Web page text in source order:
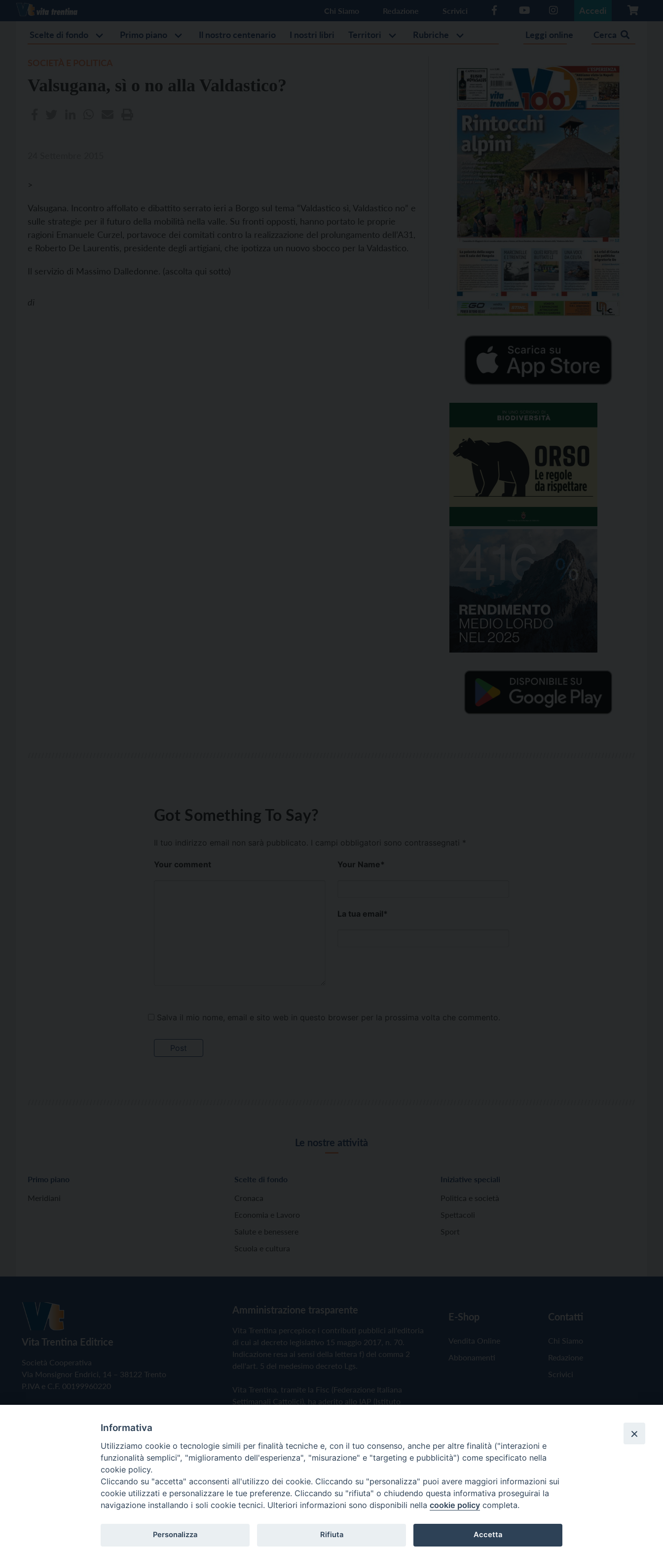
Chi Siamo Redazione Scrivici Accedi
Scelte di fondo Primo piano Il nostro centenario I nostri libri Territori Rubriche Leggi online Cerca
Valsugana, sì o no alla Valdastico?
>
Valsugana. Incontro affollato e dibattito serrato ieri a Borgo sul tema “Valdastico sì, Valdastico no” e
sulle strategie per il futuro della mobilità nella valle. Su fronti opposti, hanno portato le proprie
ragioni Emanuele Curzel, portavoce dei comitati contro la realizzazione del prolungamento dell’A31,
e Roberto De Laurentis, presidente degli artigiani, che ipotizza un nuovo sbocco per la Valdastico.
Il servizio di Massimo Dalledonne. (ascolta qui sotto)
di
Got Something To Say?
Il tuo indirizzo email non sarà pubblicato. I campi obbligatori sono contrassegnati *
Your comment Your Name*
La tua email*
Salva il mio nome, email e sito web in questo browser per la prossima volta che commento.
Le nostre attività
Primo piano
Meridiani
Scelte di fondo
Cronaca
Economia e Lavoro
Salute e benessere
Scuola e cultura
Iniziative speciali
Politica e società
Spettacoli
Sport
Vita Trentina Editrice
Società Cooperativa
Via Monsignor Endrici, 14 – 38122 Trento
P.IVA e C.F. 00199960220
Amministrazione trasparente
Vita Trentina percepisce i contributi pubblici all'editoria
di cui al decreto legislativo 15 maggio 2017, n. 70.
Indicazione resa ai sensi della lettera f) del comma 2
dell'art. 5 del medesimo decreto Lgs.
Vita Trentina, tramite la Fisc (Federazione Italiana
Settimanali Cattolici), ha aderito allo IAP (Istituto
Privacy Policy Cookie Policy
E-Shop
Vendita Online
Abbonamenti
Contatti
Chi Siamo
Redazione
Scrivici
Copyright © 2019 - Tutti i diritti riservati - Vita Trentina Editrice
Informativa
Utilizziamo cookie o tecnologie simili per finalità tecniche e, con il tuo consenso, anche per altre finalità ("interazioni e
funzionalità semplici", "miglioramento dell'esperienza", "misurazione" e "targeting e pubblicità") come specificato nella
cookie policy.
Cliccando su "accetta" acconsenti all'utilizzo dei cookie. Cliccando su "personalizza" puoi avere maggiori informazioni sui
cookie utilizzati e personalizzare le tue preferenze. Cliccando su "rifiuta" o chiudendo questa informativa proseguirai la
navigazione installando i soli cookie tecnici. Ulteriori informazioni sono disponibili nella cookie policy completa.
Personalizza Rifiuta Accetta